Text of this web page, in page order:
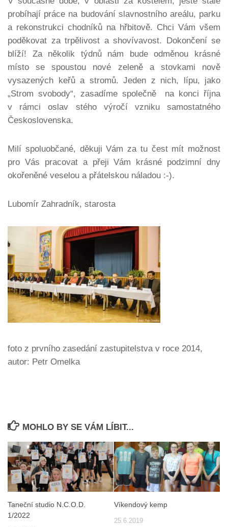
probíhají práce na budování slavnostního areálu, parku
a rekonstrukci chodníků na hřbitově. Chci Vám všem
poděkovat za trpělivost a shovívavost. Dokončení se
blíží! Za několik týdnů nám bude odměnou krásné
místo se spoustou nové zeleně a stovkami nově
vysazených keřů a stromů. Jeden z nich, lípu, jako
„Strom svobody“, zasadíme společně na konci října
v rámci oslav stého výročí vzniku samostatného
Československa.
Milí spoluobčané, děkuji Vám za tu čest mít možnost
pro Vás pracovat a přeji Vám krásné podzimní dny
okořeněné veselou a přátelskou náladou :-).
Lubomír Zahradník, starosta
foto z prvního zasedání zastupitelstva v roce 2014,
autor: Petr Omelka
MOHLO BY SE VÁM LÍBIT...
Taneční studio N.C.O.D.
1/2022
Víkendový kemp
25.6.2019